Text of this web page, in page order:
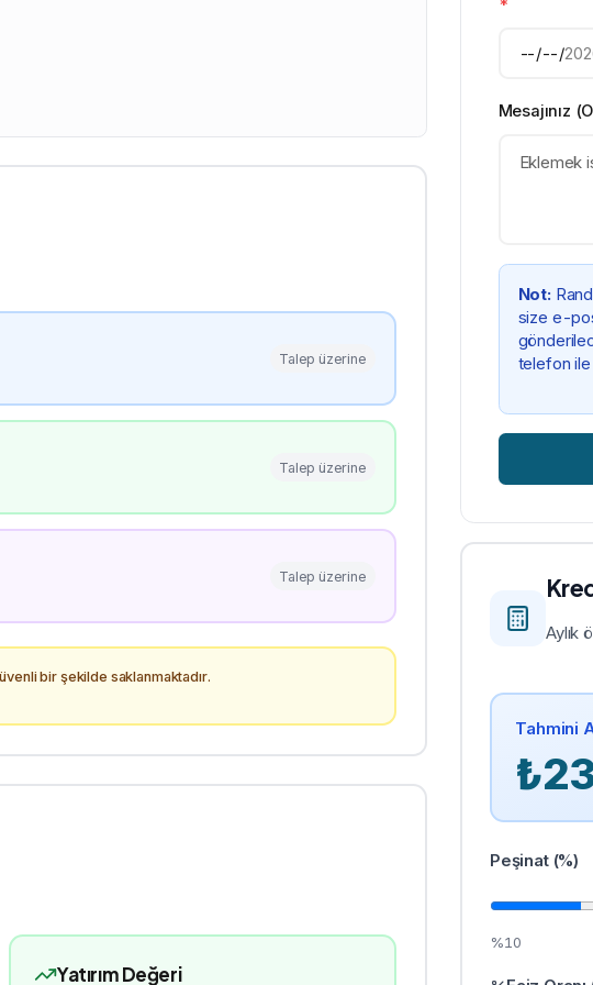
Talep üzerine
Talep üzerine
Talep üzerine
bir şekilde saklanmaktadır.
Yatırım Değeri
*
Mesajınız
Not:
size e-
telefon ile
Aylık
Tahmini
₺
Peşinat (%)
%10